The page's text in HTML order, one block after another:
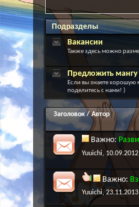
Подразделы
Вакансии
Также здесь можно
Предложить мангу
Если вы знаете хорошую
поделитесь с нами! )
Заголовок /Автор
Важно:
Yuuichi,
Важно:
Yuuichi,